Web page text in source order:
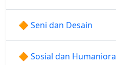
🔶 Seni dan Desain
🔶 Sosial dan Humaniora